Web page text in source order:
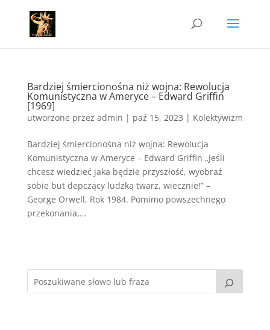
Bardziej śmiercionośna niż wojna: Rewolucja
Komunistyczna w Ameryce – Edward Griffin
[1969]
utworzone przez admin | paź 15, 2023 | Kolektywizm
Bardziej śmiercionośna niż wojna: Rewolucja
Komunistyczna w Ameryce – Edward Griffin „Jeśli
chcesz wiedzieć jaka będzie przyszłość, wyobraź
sobie but depczący ludzką twarz, wiecznie!” –
George Orwell, Rok 1984. Pomimo powszechnego
przekonania,...